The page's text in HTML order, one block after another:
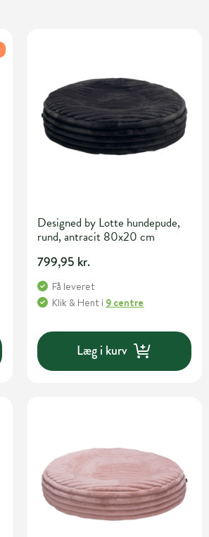
Designed by Lotte hundepude,
rund, antracit 80x20 cm
799,95 kr.
Få leveret
Klik & Hent i 9 centre
Læg i kurv